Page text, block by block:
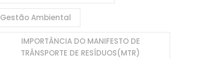
Gestão Ambiental
IMPORTÂNCIA DO MANIFESTO DE
TRÂNSPORTE DE RESÍDUOS(MTR)